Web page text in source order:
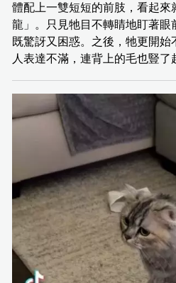
體配上一雙短短的前肢，看起來
龍」。只見牠目不轉睛地盯著眼
既驚訝又困惑。之後，牠更開
人表達不滿，連背上的毛也豎了